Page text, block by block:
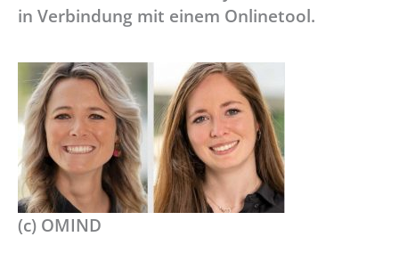
in Verbindung mit einem Onlinetool.
(c) OMIND